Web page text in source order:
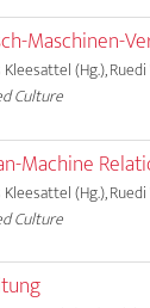
Maschinen-
Kleesattel (Hg.),
Culture
Machine
Kleesattel (Hg.),
Culture